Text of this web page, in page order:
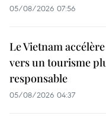
05/08/2026 07:56
Le Vietnam
vers un tourisme
responsable
05/08/2026 04:37